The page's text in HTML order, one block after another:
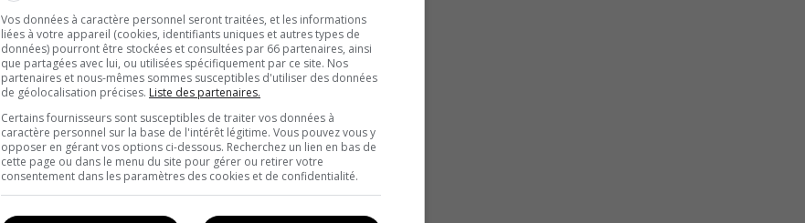
Vos données à caractère personnel seront traitées, et les informations
liées à votre appareil (cookies, identifiants uniques et autres types de
données) pourront être stockées et consultées par 66 partenaires, ainsi
que partagées avec lui, ou utilisées spécifiquement par ce site. Nos
partenaires et nous-mêmes sommes susceptibles d'utiliser des données
de géolocalisation précises. Liste des partenaires.
Certains fournisseurs sont susceptibles de traiter vos données à
caractère personnel sur la base de l'intérêt légitime. Vous pouvez vous y
opposer en gérant vos options ci-dessous. Recherchez un lien en bas de
cette page ou dans le menu du site pour gérer ou retirer votre
consentement dans les paramètres des cookies et de confidentialité.